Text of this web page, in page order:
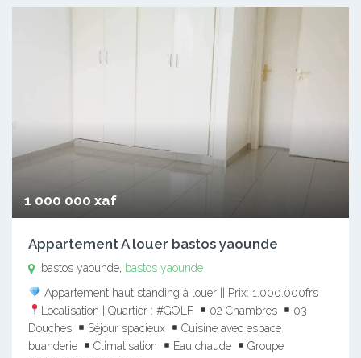
1 000 000 xaf
Appartement A louer bastos yaounde
bastos yaounde, bastos yaounde
Appartement haut standing à louer || Prix: 1.000.000frs
Localisation | Quartier : #GOLF
02 Chambres
03
Douches
Séjour spacieux
Cuisine avec espace
buanderie
Climatisation Eau chaude
Groupe